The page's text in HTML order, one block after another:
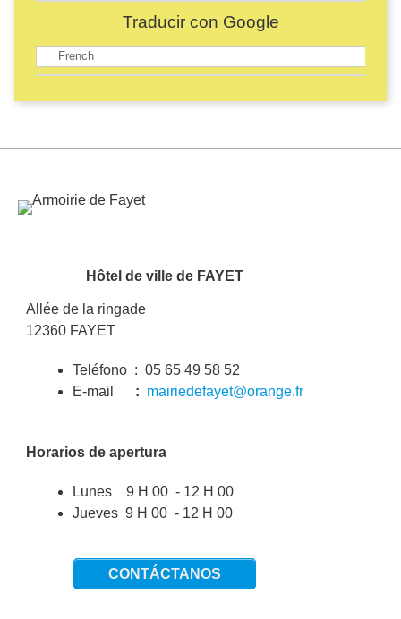
Traducir con Google
French
Imagen
Hôtel de ville de FAYET
Allée de la ringade
12360 FAYET
Teléfono : 05 65 49 58 52
E-mail
: mairiedefayet@orange.fr
Horarios de apertura
Lunes 9 H 00 - 12 H 00
Jueves 9 H 00 - 12 H 00
CONTÁCTANOS